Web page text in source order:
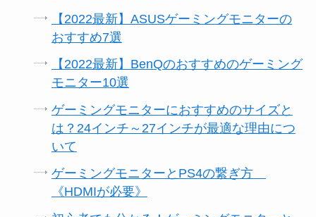
【2022最新】ASUSゲーミングモニターの
おすすめ7選
【2022最新】BenQのおすすめのゲーミング
モニター10選
ゲーミングモニターにおすすめのサイズと
は？24インチ～27インチが最適な理由につ
いて
ゲーミングモニターとPS4の繋ぎ方
《HDMIが必要》